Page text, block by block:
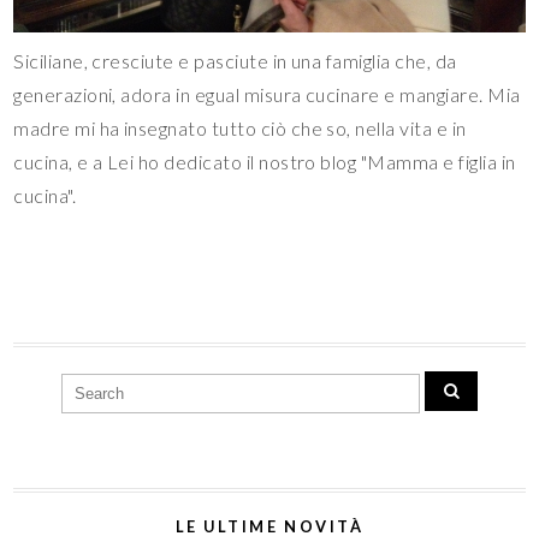
Siciliane, cresciute e pasciute in una famiglia che, da
generazioni, adora in egual misura cucinare e mangiare. Mia
madre mi ha insegnato tutto ciò che so, nella vita e in
cucina, e a Lei ho dedicato il nostro blog "Mamma e figlia in
cucina".
LE ULTIME NOVITÀ